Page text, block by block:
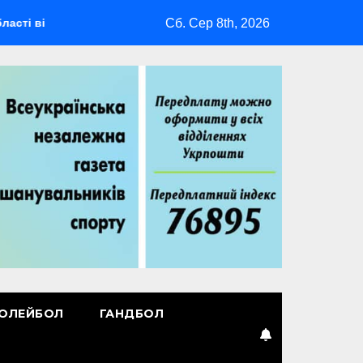
мультиспортивний табір ГАРТ 2026 – як
Сб. Сер 8th, 2026
ГАНДБОЛ